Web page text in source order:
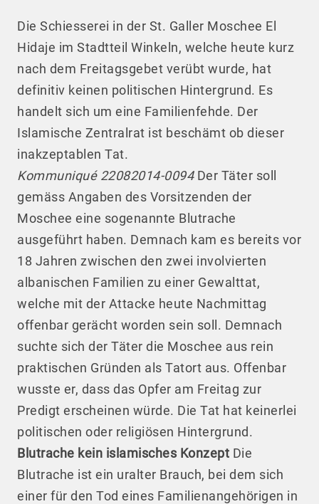
Die Schiesserei in der St. Galler Moschee El
Hidaje im Stadtteil Winkeln, welche heute kurz
nach dem Freitagsgebet verübt wurde, hat
definitiv keinen politischen Hintergrund. Es
handelt sich um eine Familienfehde. Der
Islamische Zentralrat ist beschämt ob dieser
inakzeptablen Tat.
Kommuniqué 22082014-0094Der Täter soll
gemäss Angaben des Vorsitzenden der
Moschee eine sogenannte Blutrache
ausgeführt haben. Demnach kam es bereits vor
18 Jahren zwischen den zwei involvierten
albanischen Familien zu einer Gewalttat,
welche mit der Attacke heute Nachmittag
offenbar gerächt worden sein soll. Demnach
suchte sich der Täter die Moschee aus rein
praktischen Gründen als Tatort aus. Offenbar
wusste er, dass das Opfer am Freitag zur
Predigt erscheinen würde. Die Tat hat keinerlei
politischen oder religiösen Hintergrund.
Blutrache kein islamisches Konzept Die
Blutrache ist ein uralter Brauch, bei dem sich
einer für den Tod eines Familienangehörigen in